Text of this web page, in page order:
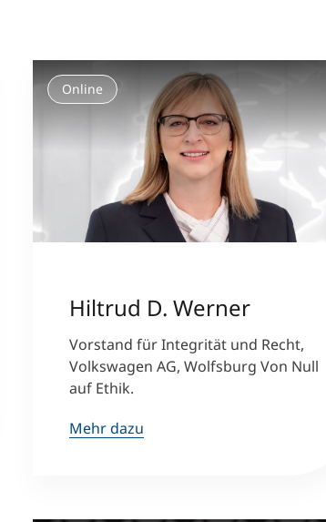
Studienberatung
Study Finder Bachelor/Master
Micro Degrees
Micro Credentials
Masterclasses
Maßgeschneiderte Programme
Online
Hiltrud D. Werner
Vorstand für Integrität und Recht,
Volkswagen AG, Wolfsburg Von Null
auf Ethik.
Mehr dazu